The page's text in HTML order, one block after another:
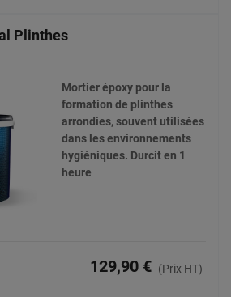
Plinthes
Mortier époxy pour la
formation de plinthes
arrondies, souvent utilisées
dans les environnements
hygiéniques. Durcit en 1
heure
129,90 € (Prix HT)